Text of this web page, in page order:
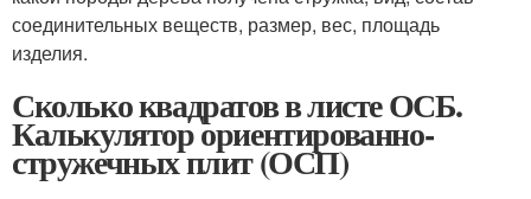
соединительных веществ, размер, вес, площадь
изделия.
Сколько квадратов в листе ОСБ.
Калькулятор ориентированно-
стружечных плит (ОСП)